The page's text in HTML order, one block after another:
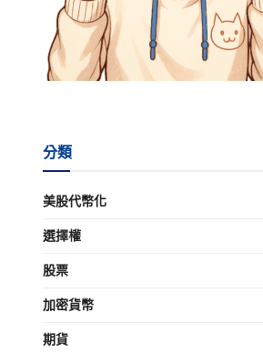
分類
美股代幣化
選擇權
股票
加密貨幣
期貨